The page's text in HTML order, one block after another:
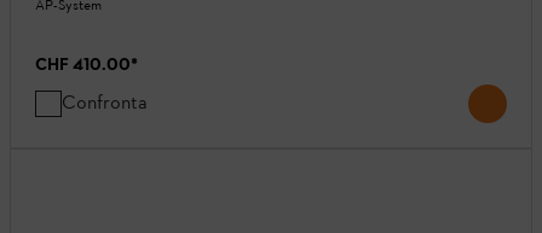
AP-System
CHF 410.00*
Confronta